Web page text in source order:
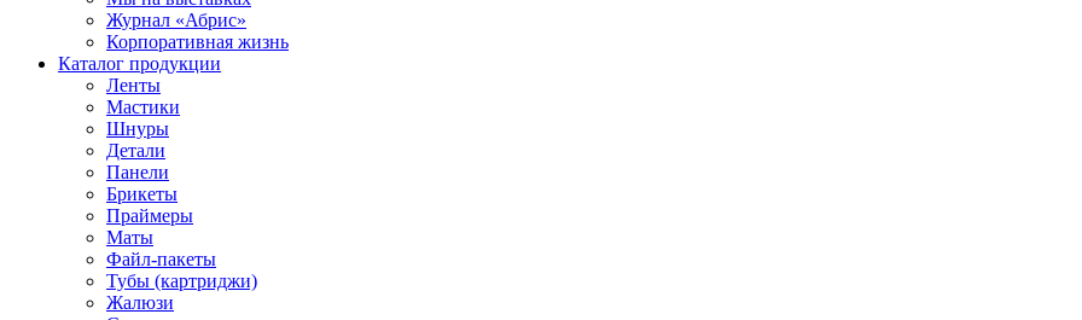
Журнал «Абрис»
Корпоративная жизнь
Каталог продукции
Ленты
Мастики
Шнуры
Детали
Панели
Брикеты
Праймеры
Маты
Файл-пакеты
Тубы (картриджи)
Жалюзи